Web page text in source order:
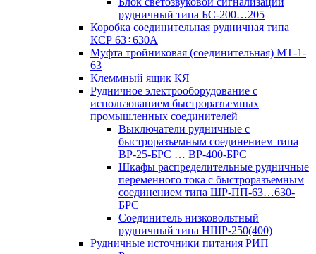
рудничный типа БС-200…205
Коробка соединительная рудничная типа
КСР 63÷630А
Муфта тройниковая (соединительная) МТ-1-
63
Клеммный ящик КЯ
Рудничное электрооборудование с
использованием быстроразъемных
промышленных соединителей
Выключатели рудничные с
быстроразъемным соединением типа
ВР-25-БРС … ВР-400-БРС
Шкафы распределительные рудничные
переменного тока с быстроразъемным
соединением типа ШР-ПП-63…630-
БРС
Соединитель низковольтный
рудничный типа НШР-250(400)
Рудничные источники питания РИП